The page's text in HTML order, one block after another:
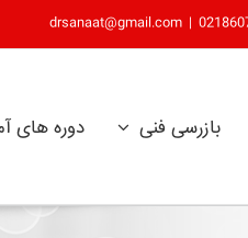
|
drsanaat@gmail.com
بازرسی فنی دوره های